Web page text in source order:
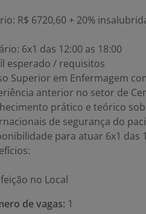
R$ 6720,60 + 20%
6x1 das 12:00 as 18:00
esperado / requisitos
Superior em Enfermagem
anterior no setor de
prático e teórico
de segurança do
para atuar 6x1 das
no Local
de vagas: 1